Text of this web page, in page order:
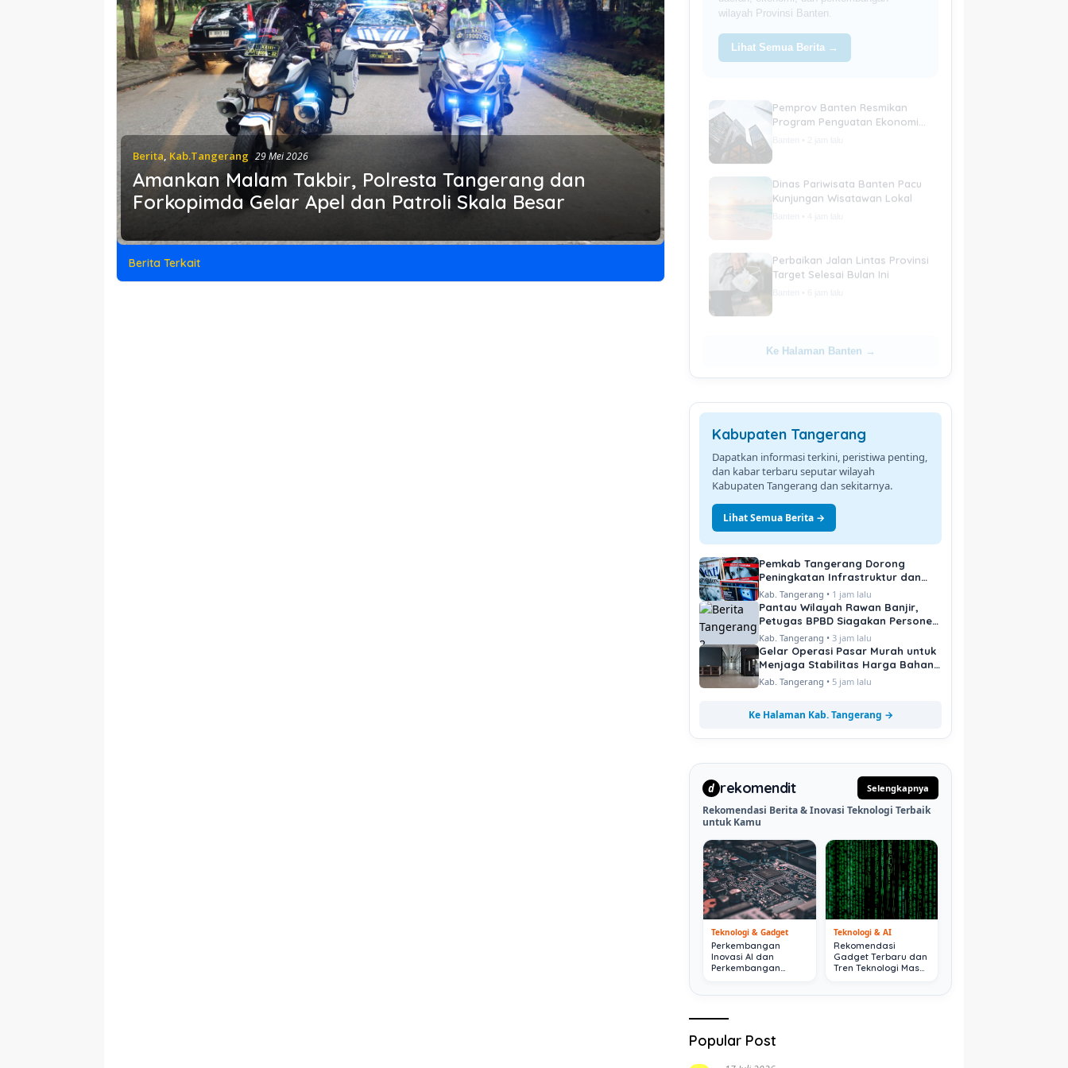
Berita Kab.Tangerang 29 Mei 2026
Amankan Malam Takbir, Polresta Tangerang dan
Forkopimda Gelar Apel dan Patroli Skala Besar
Berita Terkait
wilayah Provinsi Banten.
Lihat Semua Berita →
Pemprov Banten Resmikan
Program Penguatan Ekonomi
Dinas Pariwisata Banten Pacu
Kunjungan Wisatawan Lokal
Perbaikan Jalan Lintas Provinsi
Target Selesai Bulan Ini
Ke Halaman Banten →
Kabupaten Tangerang
Dapatkan informasi terkini, peristiwa penting,
dan kabar terbaru seputar wilayah
Kabupaten Tangerang dan sekitarnya.
Lihat Semua Berita →
Pemkab Tangerang Dorong
Peningkatan Infrastruktur dan
Pelayanan Publik
Kab. Tangerang • 1 jam lalu
Pantau Wilayah Rawan Banjir,
Petugas BPBD Siagakan Personel
di Titik Kritis
Kab. Tangerang •3 jam lalu
Gelar Operasi Pasar Murah untuk
Menjaga Stabilitas Harga Bahan
Pokok
Kab. Tangerang • 5 jam lalu
Ke Halaman Kab. Tangerang →
d rekomendit Selengkapnya
Rekomendasi Berita & Inovasi Teknologi Terbaik
untuk Kamu
Teknologi & Gadget
Perkembangan
Inovasi AI dan
Perkembangan
Teknologi & AI
Rekomendasi
Gadget Terbaru dan
Tren Teknologi Masa
Popular Post